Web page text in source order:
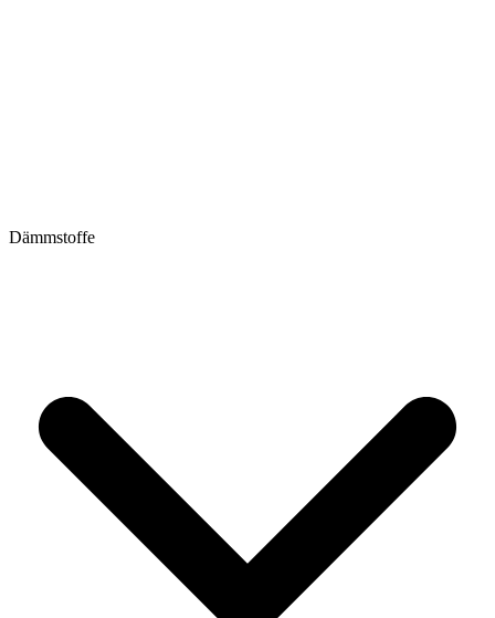
Dämmstoffe